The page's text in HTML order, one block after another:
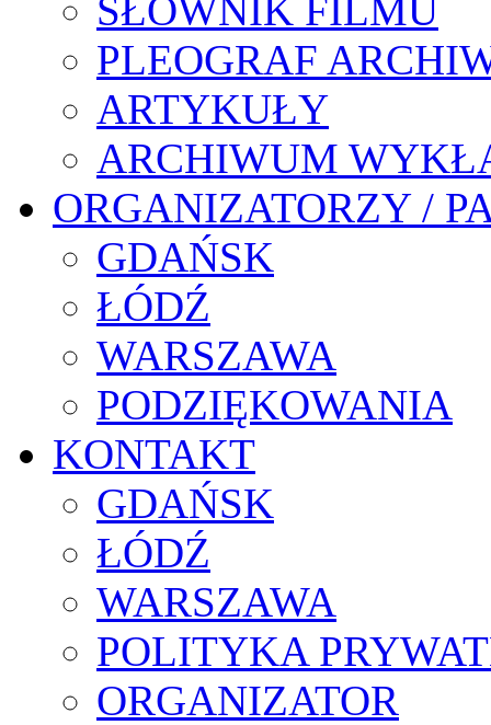
SŁOWNIK FILMU
PLEOGRAF
ARTYKUŁY
ARCHIWUM
ORGANIZATORZY /
GDAŃSK
ŁÓDŹ
WARSZAWA
PODZIĘKOWANIA
KONTAKT
GDAŃSK
ŁÓDŹ
WARSZAWA
POLITYKA
ORGANIZATOR